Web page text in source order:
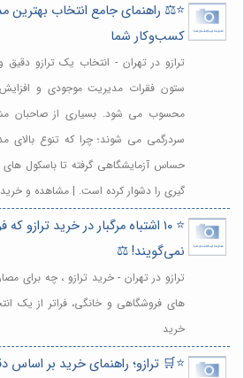
⭐️⚖️ راهنمای جامع انتخاب بهترین
کسب‌وکار شما
ترازو در تهران - انتخاب یک ترازو دقیق
ستون فقرات مدیریت موجودی و
محسوب می شود. بسیاری از صاحبان
سردرگمی می شوند؛ چرا که تنوع بالای
حساس آزمایشگاهی گرفته تا باسکول
گیری را دشوار کرده است. | مشاهده و خرید
⭐️ ۱۰ اشتباه مرگبار در خرید ترازو
نمی‌گویند! ⚖️
ترازو در تهران - خرید ترازو ، چه برای
های فروشگاهی و خانگی، فراتر از یک
خرید
⭐️🛒 ترازو؛ راهنمای خرید بر اساس